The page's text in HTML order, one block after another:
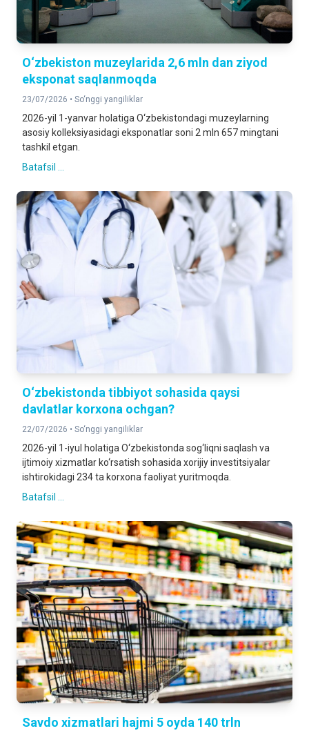
O‘zbekiston muzeylarida 2,6 mln dan ziyod
eksponat saqlanmoqda
23/07/2026 • So‘nggi yangiliklar
2026-yil 1-yanvar holatiga O‘zbekistondagi muzeylarning
asosiy kolleksiyasidagi eksponatlar soni 2 mln 657 mingtani
tashkil etgan.
Batafsil ...
O‘zbekistonda tibbiyot sohasida qaysi
davlatlar korxona ochgan?
22/07/2026 • So‘nggi yangiliklar
2026-yil 1-iyul holatiga O‘zbekistonda sog‘liqni saqlash va
ijtimoiy xizmatlar ko‘rsatish sohasida xorijiy investitsiyalar
ishtirokidagi 234 ta korxona faoliyat yuritmoqda.
Batafsil ...
Savdo xizmatlari hajmi 5 oyda 140 trln